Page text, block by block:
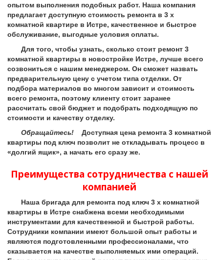
опытом выполнения подобных работ. Наша компания
предлагает доступную стоимость ремонта в 3 х
комнатной квартире в Истре, качественное и быстрое
обслуживание, выгодные условия оплаты.
Для того, чтобы узнать, сколько стоит ремонт 3
комнатной квартиры в новостройке Истре, лучше всего
созвониться с нашим менеджером. Он сможет назвать
предварительную цену с учетом типа отделки. От
подбора материалов во многом зависит и стоимость
всего ремонта, поэтому клиенту стоит заранее
рассчитать свой бюджет и подобрать подходящую по
стоимости и качеству отделку.
Обращайтесь! Доступная цена ремонта 3 комнатной
квартиры под ключ позволит не откладывать процесс в
«долгий ящик», а начать его сразу же.
Преимущества сотрудничества с нашей
компанией
Наша бригада для ремонта под ключ 3 х комнатной
квартиры в Истре снабжена всеми необходимыми
инструментами для качественной и быстрой работы.
Сотрудники компании имеют большой опыт работы и
являются подготовленными профессионалами, что
сказывается на качестве выполняемых ими операций.